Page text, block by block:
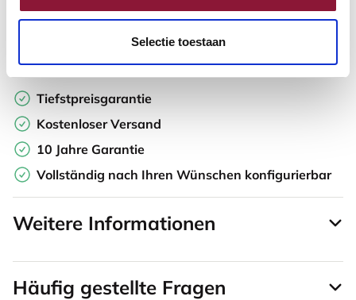
Selectie toestaan
komplett und fordern Sie direkt ein individuelles Angebot an.
Zur Vergleichsliste hinzufügen
Tiefstpreisgarantie
Kostenloser Versand
10 Jahre Garantie
Vollständig nach Ihren Wünschen konfigurierbar
Weitere Informationen
Häufig gestellte Fragen